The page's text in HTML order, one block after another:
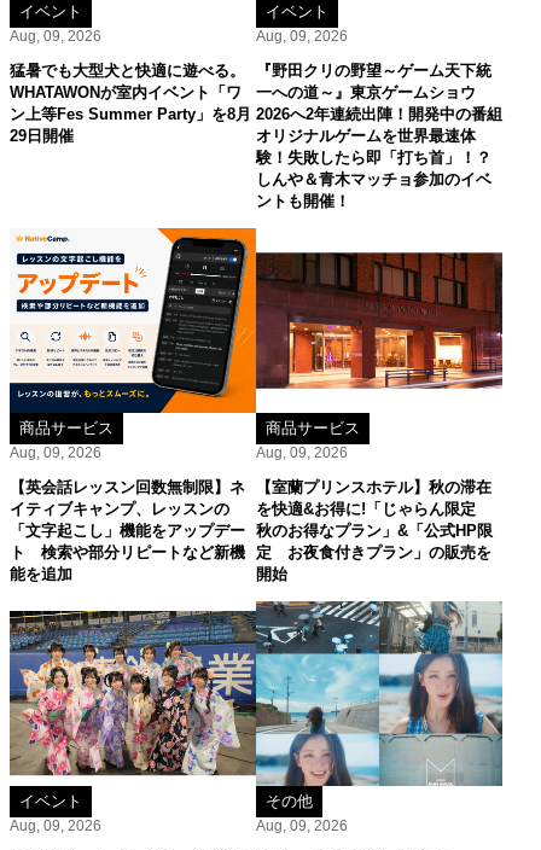
イベント
Aug, 09, 2026
猛暑でも大型犬と快適に遊べる。
WHATAWONが室内イベント「ワ
ン上等Fes Summer Party」を8月
29日開催
イベント
Aug, 09, 2026
『野田クリの野望～ゲーム天下統
一への道～』東京ゲームショウ
2026へ2年連続出陣！開発中の番組
オリジナルゲームを世界最速体
験！失敗したら即「打ち首」！？
しんや＆青木マッチョ参加のイベ
ントも開催！
商品サービス
Aug, 09, 2026
【英会話レッスン回数無制限】ネ
イティブキャンプ、レッスンの
「文字起こし」機能をアップデー
ト 検索や部分リピートなど新機
能を追加
商品サービス
Aug, 09, 2026
【室蘭プリンスホテル】秋の滞在
を快適&お得に!「じゃらん限定
秋のお得なプラン」&「公式HP限
定 お夜食付きプラン」の販売を
開始
イベント
Aug, 09, 2026
その他
Aug, 09, 2026